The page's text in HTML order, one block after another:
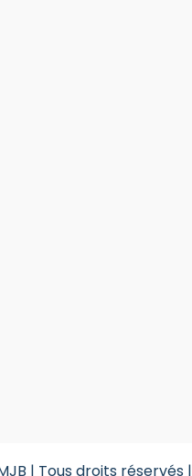
| Tous droits réservés |